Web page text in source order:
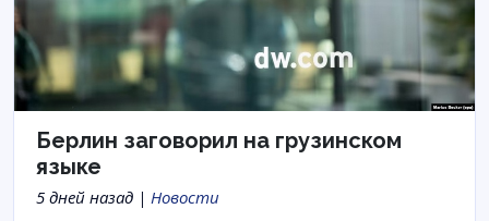
Берлин заговорил на грузинском
языке
5 дней назад | Новости